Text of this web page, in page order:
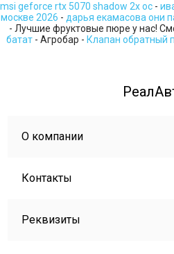
msi geforce rtx 5070 shadow 2x oc -
москве 2026 - дарья екамасова они
- Лучшие фруктовые пюре у нас!
батат - Агробар - Клапан обратный
О компании
Контакты
Реквизиты